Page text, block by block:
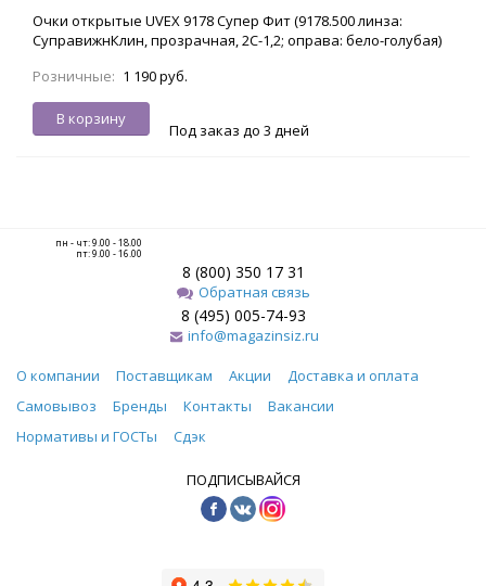
Очки открытые UVEX 9178 Супер Фит (9178.500 линза:
СуправижнКлин, прозрачная, 2С-1,2; оправа: бело-голубая)
Розничные: 1 190 руб.
В корзину
Под заказ до 3 дней
пн - чт: 9.00 - 18.00
пт: 9.00 - 16.00
8 (800) 350 17 31
Обратная связь
8 (495) 005-74-93
info@magazinsiz.ru
О компании Поставщикам Акции
Доставка и оплата
Самовывоз
Бренды Контакты
Вакансии
Нормативы и ГОСТы
Сдэк
ПОДПИСЫВАЙСЯ